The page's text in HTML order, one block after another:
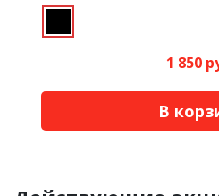
1 850
В